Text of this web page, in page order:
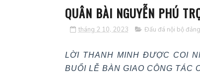
QUÂN BÀI NGUYỄN PHÚ
tháng 2 10, 2023 Đấu đá nội bộ đảng
LỜI THANH MINH ĐƯỢC COI
BUỔI LỄ BÀN GIAO CÔNG TÁC